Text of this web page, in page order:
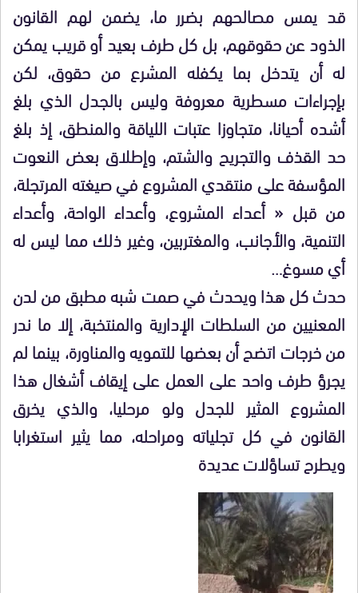
قد يمس مصالحهم بضرر ما، يضمن لهم القانون
الذود عن حقوقهم، بل كل طرف بعيد أو قريب يمكن
له أن يتدخل بما يكفله المشرع من حقوق، لكن
بإجراءات مسطرية معروفة وليس بالجدل الذي بلغ
أشده أحيانا، متجاوزا عتبات اللياقة والمنطق، إذ بلغ
حد القذف والتجريح والشتم، وإطلاق بعض النعوت
المؤسفة على منتقدي المشروع في صيغته المرتجلة،
من قبل « أعداء المشروع، وأعداء الواحة، وأعداء
التنمية، والأجانب، والمغتربين، وغير ذلك مما ليس له
أي مسوغ…
حدث كل هذا ويحدث في صمت شبه مطبق من لدن
المعنيين من السلطات الإدارية والمنتخبة، إلا ما ندر
من خرجات اتضح أن بعضها للتمويه والمناورة، بينما لم
يجرؤ طرف واحد على العمل على إيقاف أشغال هذا
المشروع المثير للجدل ولو مرحليا، والذي يخرق
القانون في كل تجلياته ومراحله، مما يثير استغرابا
ويطرح تساؤلات عديدة